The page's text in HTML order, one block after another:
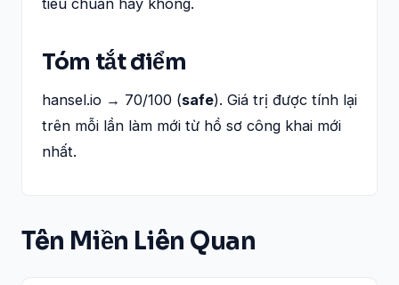
Tóm tắt điểm
hansel.io → 70/100 (safe). Giá trị được tính lại
trên mỗi lần làm mới từ hồ sơ công khai mới
nhất.
Tên Miền Liên Quan